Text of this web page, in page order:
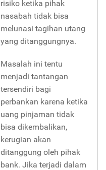
risiko ketika pihak
nasabah tidak bisa
melunasi tagihan utang
yang ditanggungnya.
Masalah ini tentu
menjadi tantangan
tersendiri bagi
perbankan karena ketika
uang pinjaman tidak
bisa dikembalikan,
kerugian akan
ditanggung oleh pihak
bank. Jika terjadi dalam